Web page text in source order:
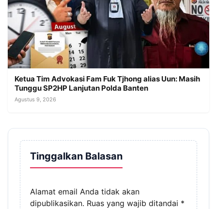
Ketua Tim Advokasi Fam Fuk Tjhong alias Uun: Masih
Tunggu SP2HP Lanjutan Polda Banten
Agustus 9, 2026
Tinggalkan Balasan
Alamat email Anda tidak akan
dipublikasikan. Ruas yang wajib ditandai *